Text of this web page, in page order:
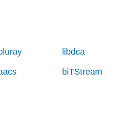
libdca
biTStream